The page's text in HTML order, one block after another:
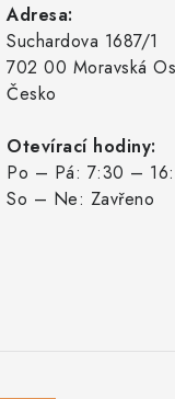
Adresa:
Suchardova 1687/1
702 00 Moravská
Česko
Otevírací hodiny:
Po – Pá: 7:30 –
So – Ne: Zavřeno